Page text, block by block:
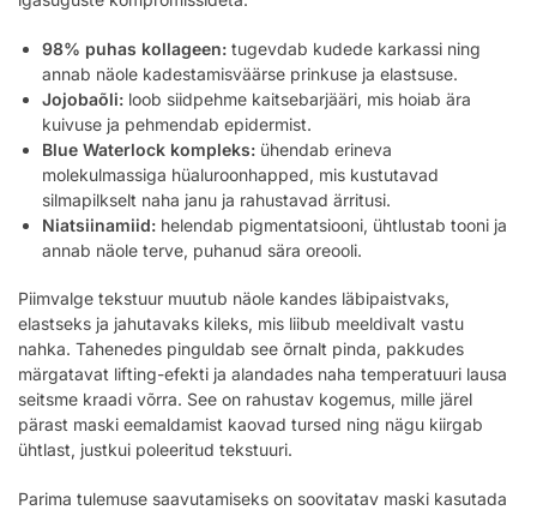
98% puhas kollageen: tugevdab kudede karkassi ning
annab näole kadestamisväärse prinkuse ja elastsuse.
Jojobaõli: loob siidpehme kaitsebarjääri, mis hoiab ära
kuivuse ja pehmendab epidermist.
Blue Waterlock kompleks: ühendab erineva
molekulmassiga hüaluroonhapped, mis kustutavad
silmapilkselt naha janu ja rahustavad ärritusi.
Niatsiinamiid: helendab pigmentatsiooni, ühtlustab tooni ja
annab näole terve, puhanud sära oreooli.
Piimvalge tekstuur muutub näole kandes läbipaistvaks,
elastseks ja jahutavaks kileks, mis liibub meeldivalt vastu
nahka. Tahenedes pinguldab see õrnalt pinda, pakkudes
märgatavat lifting-efekti ja alandades naha temperatuuri lausa
seitsme kraadi võrra. See on rahustav kogemus, mille järel
pärast maski eemaldamist kaovad tursed ning nägu kiirgab
ühtlast, justkui poleeritud tekstuuri.
Parima tulemuse saavutamiseks on soovitatav maski kasutada